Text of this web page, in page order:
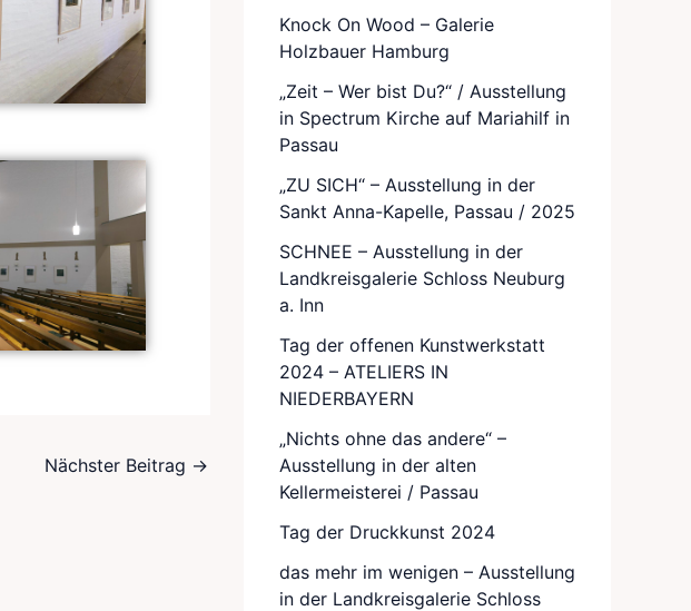
Nächster Beitrag →
Knock On Wood – Galerie
Holzbauer Hamburg
„Zeit – Wer bist Du?“ / Ausstellung
in Spectrum Kirche auf Mariahilf in
Passau
„ZU SICH“ – Ausstellung in der
Sankt Anna-Kapelle, Passau / 2025
SCHNEE – Ausstellung in der
Landkreisgalerie Schloss Neuburg
a. Inn
Tag der offenen Kunstwerkstatt
2024 – ATELIERS IN
NIEDERBAYERN
„Nichts ohne das andere“ –
Ausstellung in der alten
Kellermeisterei / Passau
Tag der Druckkunst 2024
das mehr im wenigen – Ausstellung
in der Landkreisgalerie Schloss